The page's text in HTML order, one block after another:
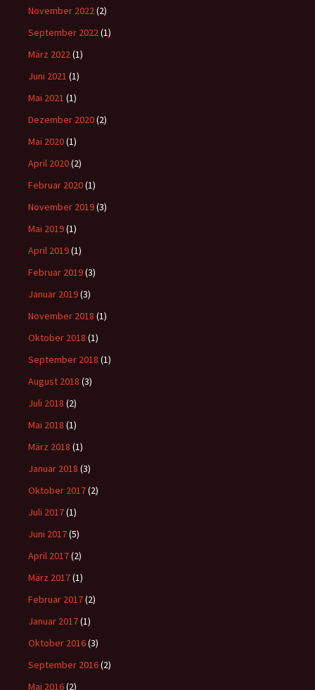
November 2022(2)
September 2022(1)
März 2022(1)
Juni 2021 (1)
Mai 2021 (1)
Dezember 2020(2)
Mai 2020(1)
April 2020(2)
Februar 2020(1)
November 2019(3)
Mai 2019(1)
April 2019(1)
Februar 2019(3)
Januar 2019(3)
November 2018 (1)
Oktober 2018 (1)
September 2018 (1)
August 2018 (3)
Juli 2018 (2)
Mai 2018 (1)
März 2018 (1)
Januar 2018 (3)
Oktober 2017(2)
Juli 2017(1)
Juni 2017(5)
April 2017(2)
März 2017(1)
Februar 2017(2)
Januar 2017(1)
Oktober 2016(3)
September 2016(2)
Mai 2016(2)